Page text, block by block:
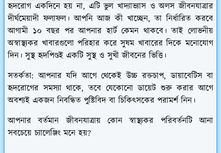
​হৃদরোগ একদিনে হয় না, এটি ভুল খাদ্যাভ্যাস ও অলস জীবনযাত্রার
দীর্ঘমেয়াদী ফলাফল। আপনি আজ কী খাচ্ছেন, তা নির্ধারিত করবে
আগামী ১০ বছর পর আপনার হার্ট কেমন থাকবে। তাই লোভনীয়
অস্বাস্থ্যকর খাবারগুলো পরিহার করে সুষম খাবারের দিকে মনোযোগ
দিন। সুস্থ হৃদপিণ্ডই একটি সুস্থ ও সুখী জীবনের ভিত্তি।
​সতর্কতা: আপনার যদি আগে থেকেই উচ্চ রক্তচাপ, ডায়াবেটিস বা
হৃদরোগের সমস্যা থাকে, তবে যেকোনো ডায়েট শুরু করার আগে
অবশ্যই একজন নিবন্ধিত পুষ্টিবিদ বা চিকিৎসকের পরামর্শ নিন।
​আপনার বর্তমান জীবনযাত্রায় কোন স্বাস্থ্যকর পরিবর্তনটি আনা
সবচেয়ে চ্যালেঞ্জিং মনে হয়?